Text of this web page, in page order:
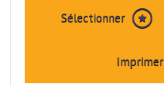
Sélectionner
Imprimer